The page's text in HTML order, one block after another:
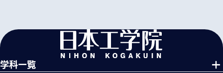
学科一覧